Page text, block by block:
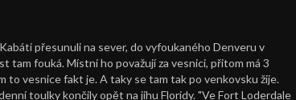
přesunuli na sever, do vyfoukaného Denveru v
tam fouká. Místní ho považují za vesnici, přitom má 3
to vesnice fakt je. A taky se tam tak po venkovsku žije.
toulky končily opět na jihu Floridy. "Ve Fort Loderdale